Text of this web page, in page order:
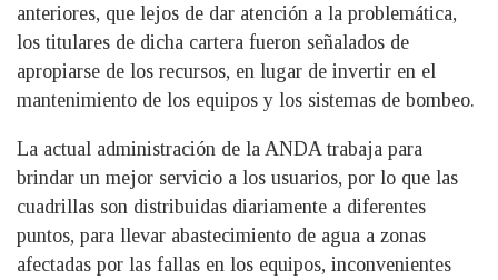
anteriores, que lejos de dar atención a la problemática,
los titulares de dicha cartera fueron señalados de
apropiarse de los recursos, en lugar de invertir en el
mantenimiento de los equipos y los sistemas de bombeo.
La actual administración de la ANDA trabaja para
brindar un mejor servicio a los usuarios, por lo que las
cuadrillas son distribuidas diariamente a diferentes
puntos, para llevar abastecimiento de agua a zonas
afectadas por las fallas en los equipos, inconvenientes